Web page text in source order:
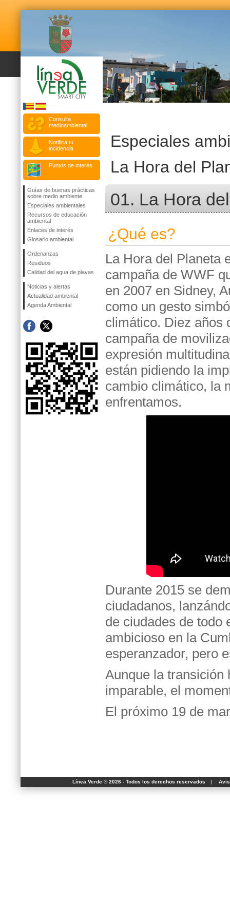
Consulta
medioambiental
Notifica tu
incidencia
Puntos de interés
Guías de buenas prácticas
sobre medio ambiente
Especiales ambientales
Recursos de educación
ambiental
Enlaces de interés
Glosario ambiental
Ordenanzas
Residuos
Calidad del agua de playas
Noticias y alertas
Actualidad ambiental
Agenda Ambiental
Especiales
La Hora del
01. La Hora
¿Qué es?
La Hora del Planeta
campaña de WWF
en 2007 en Sidney,
como un gesto
climático. Diez años
campaña de
expresión
están pidiendo la
cambio climático, la
enfrentamos.
Durante 2015 se
ciudadanos,
de ciudades de todo
ambicioso en la
esperanzador, pero
Aunque la transición
imparable, el
El próximo 19 de
Línea Verde ® 2026 - Todos los derechos reservados |